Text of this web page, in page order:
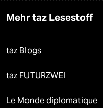
Mehr taz Lesestoff
taz Blogs
taz FUTURZWEI
Le Monde diplomatique